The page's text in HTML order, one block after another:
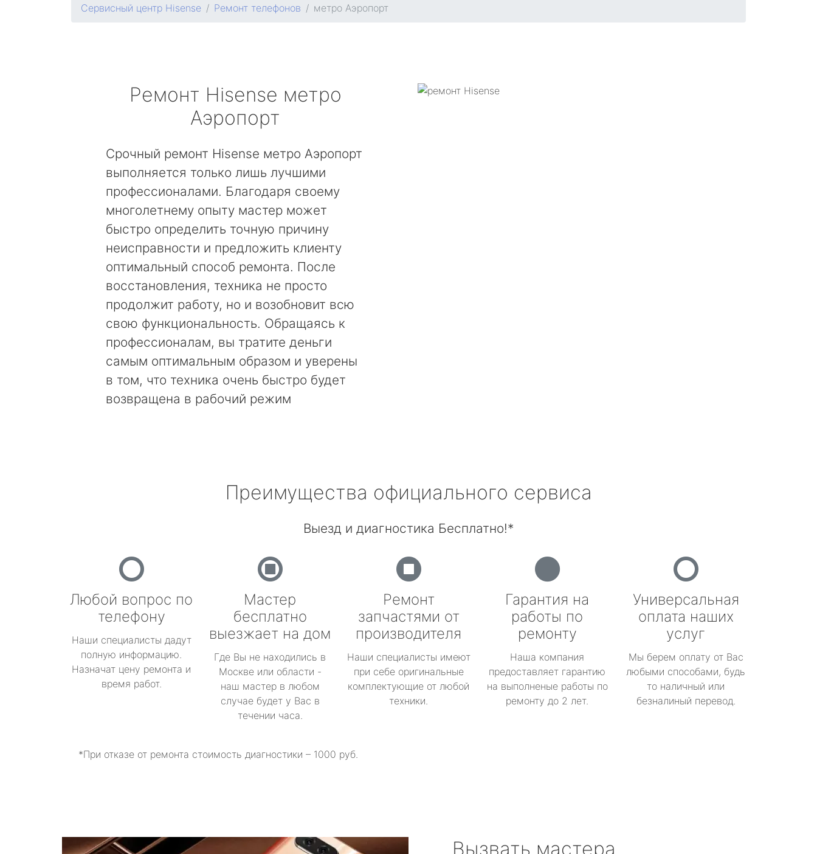
Сервисный центр Hisense Ремонт телефонов метро Аэропорт
Ремонт Hisense метро
Аэропорт
Срочный ремонт Hisense метро Аэропорт
выполняется только лишь лучшими
профессионалами. Благодаря своему
многолетнему опыту мастер может
быстро определить точную причину
неисправности и предложить клиенту
оптимальный способ ремонта. После
восстановления, техника не просто
продолжит работу, но и возобновит всю
свою функциональность. Обращаясь к
профессионалам, вы тратите деньги
самым оптимальным образом и уверены
в том, что техника очень быстро будет
возвращена в рабочий режим
Преимущества официального сервиса
Выезд и диагностика Бесплатно!*
Любой вопрос по
телефону
Наши специалисты дадут
полную информацию.
Назначат цену ремонта и
время работ.
Мастер
бесплатно
выезжает на дом
Где Вы не находились в
Москве или области -
наш мастер в любом
случае будет у Вас в
течении часа.
Ремонт
запчастями от
производителя
Наши специалисты имеют
при себе оригинальные
комплектующие от любой
техники.
Гарантия на
работы по
ремонту
Наша компания
предоставляет гарантию
на выполненые работы по
ремонту до 2 лет.
Универсальная
оплата наших
услуг
Мы берем оплату от Вас
любыми способами, будь
то наличный или
безналиный перевод.
*При отказе от ремонта стоимость диагностики – 1000 руб.
Вызвать мастера